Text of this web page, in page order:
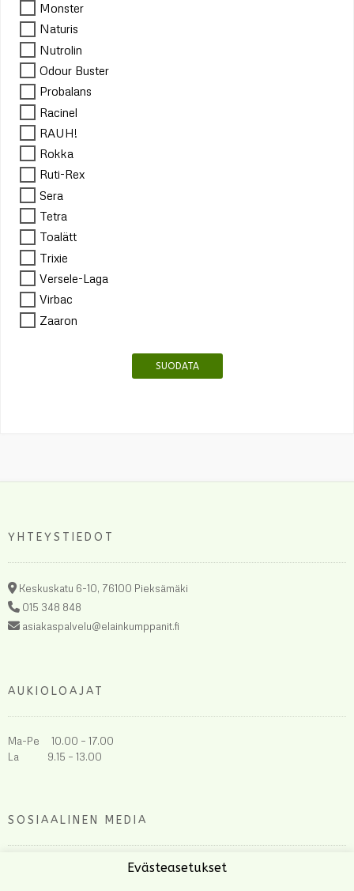
Monster
Naturis
Nutrolin
Odour Buster
Probalans
Racinel
RAUH!
Rokka
Ruti-Rex
Sera
Tetra
Toalätt
Trixie
Versele-Laga
Virbac
Zaaron
SUODATA
YHTEYSTIEDOT
Keskuskatu 6-10, 76100 Pieksämäki
015 348 848
asiakaspalvelu@elainkumppanit.fi
AUKIOLOAJAT
Ma-Pe 10.00 – 17.00
La 9.15 – 13.00
SOSIAALINEN MEDIA
Evästeasetukset